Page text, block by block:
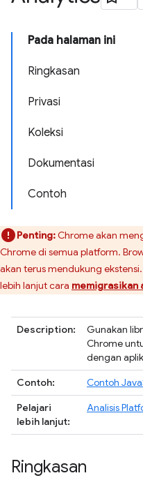
Pada halaman ini
Ringkasan
Privasi
Koleksi
Dokumentasi
Contoh
Penting:Chrome akan
Chrome di semua platform.
akan terus mendukung ekstensi.
lebih lanjut cara memigrasikan
Description:
Gunakan
Chrome
dengan
Contoh:
Contoh
Pelajari
lebih lanjut:
Analisis
Ringkasan